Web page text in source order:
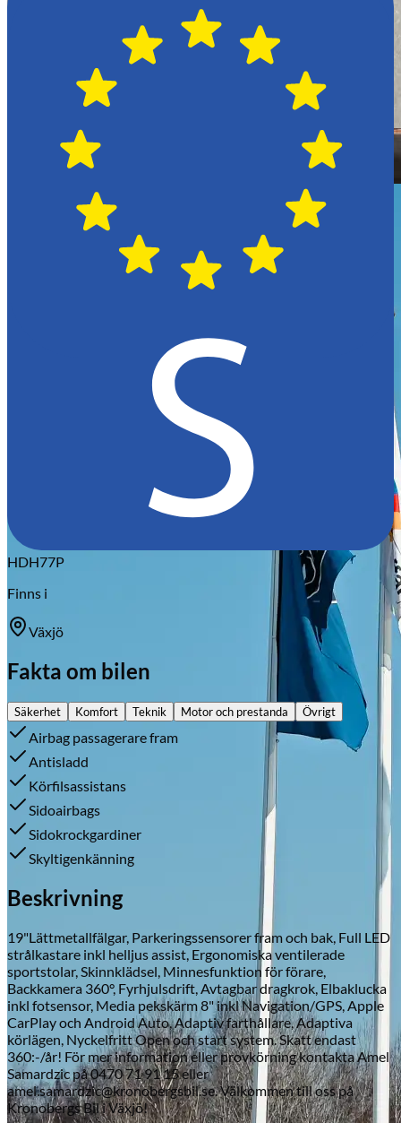
Skadeverkstad
Hässleholm
HDH77P
Finns i
Växjö
Fakta om bilen
Säkerhet Komfort Teknik Motor och prestanda Övrigt
Airbag passagerare fram
Antisladd
Körfilsassistans
Sidoairbags
Sidokrockgardiner
Skyltigenkänning
Beskrivning
19"Lättmetallfälgar, Parkeringssensorer fram och bak, Full LED
strålkastare inkl helljus assist, Ergonomiska ventilerade
sportstolar, Skinnklädsel, Minnesfunktion för förare,
Backkamera 360°, Fyrhjulsdrift, Avtagbar dragkrok, Elbaklucka
inkl fotsensor, Media pekskärm 8" inkl Navigation/GPS, Apple
CarPlay och Android Auto, Adaptiv farthållare, Adaptiva
körlägen, Nyckelfritt Open och start system. Skatt endast
360:-/år! För mer information eller provkörning kontakta Amel
Samardzic på 0470 71 91 15 eller
amel.samardzic@kronobergsbil.se. Välkommen till oss på
Kronobergs Bil i Växjö!